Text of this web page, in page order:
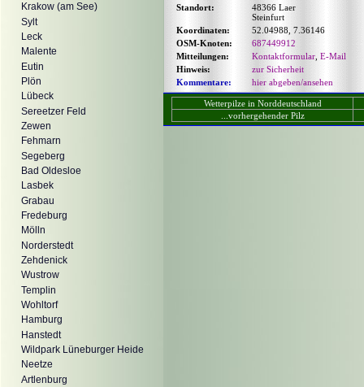
Krakow (am See)
Sylt
Leck
Malente
Eutin
Plön
Lübeck
Sereetzer Feld
Zewen
Fehmarn
Segeberg
Bad Oldesloe
Lasbek
Grabau
Fredeburg
Mölln
Norderstedt
Zehdenick
Wustrow
Templin
Wohltorf
Hamburg
Hanstedt
Wildpark Lüneburger Heide
Neetze
Artlenburg
Standort:
48366 Laer
Steinfurt
Koordinaten:
52.04988, 7.36146
OSM-Knoten:
687449912
Mitteilungen:
Kontaktformular E-Mail
Hinweis:
zur Sicherheit
Kommentare:
hier abgeben/ansehen
Wetterpilze in Norddeutschland
...vorhergehender Pilz